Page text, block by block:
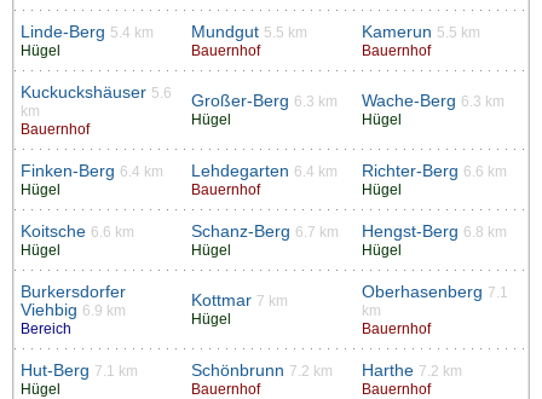
Linde-Berg 5.4 km
Hügel
Mundgut 5.5 km
Bauernhof
Kamerun 5.5 km
Bauernhof
Kuckuckshäuser 5.6
km
Bauernhof
Großer-Berg 6.3 km
Hügel
Wache-Berg 6.3 km
Hügel
Finken-Berg 6.4 km
Hügel
Lehdegarten 6.4 km
Bauernhof
Richter-Berg 6.6 km
Hügel
Koitsche 6.6 km
Hügel
Schanz-Berg 6.7 km
Hügel
Hengst-Berg 6.8 km
Hügel
Burkersdorfer
Viehbig 6.9 km
Bereich
Kottmar 7 km
Hügel
Oberhasenberg 7.1
km
Bauernhof
Hut-Berg 7.1 km
Hügel
Schönbrunn 7.2 km
Bauernhof
Harthe 7.2 km
Bauernhof